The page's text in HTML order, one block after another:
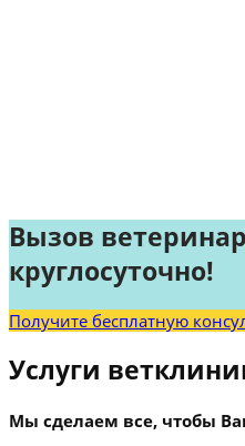
Вызов
круглосуточно!
Получите бесплатную
Услуги
Мы сделаем все, чтобы